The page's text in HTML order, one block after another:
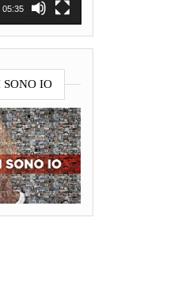
05:35
SONO IO